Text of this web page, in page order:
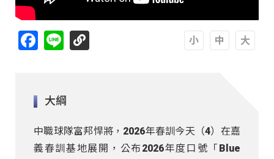
Facebook
Line
大綱
中職球隊富邦悍將，2026年春訓今天（4）在嘉
義春訓基地展開，公布2026年度口號「Blue